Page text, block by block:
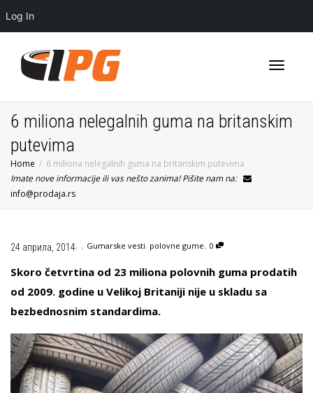
Log In
6 miliona nelegalnih guma na britanskim
putevima
Home
6 miliona nelegalnih guma na britanskim putevima
Imate nove informacije ili vas nešto zanima! Pišite nam na:
info@prodaja.rs
,
24 априла, 2014 , Gumarske vesti, polovne gume, 0
Skoro četvrtina od 23 miliona polovnih guma prodatih
od 2009. godine u Velikoj Britaniji nije u skladu sa
bezbednosnim standardima.